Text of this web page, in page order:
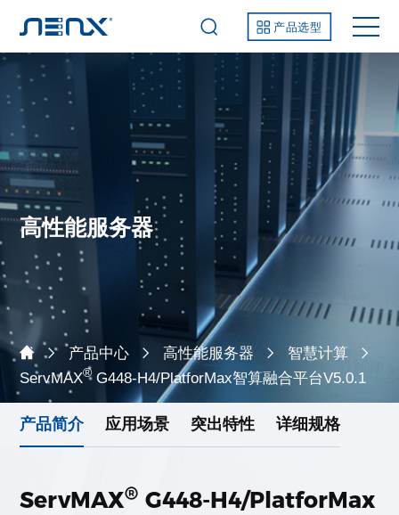
产品选型
高性能服务器
产品中心 高性能服务器
智慧计算
ServMAX®G448-H4/PlatforMax智算融合平台V5.0.1
产品简介 应用场景 突出特性 详细规格
ServMAX® G448-H4/PlatforMax